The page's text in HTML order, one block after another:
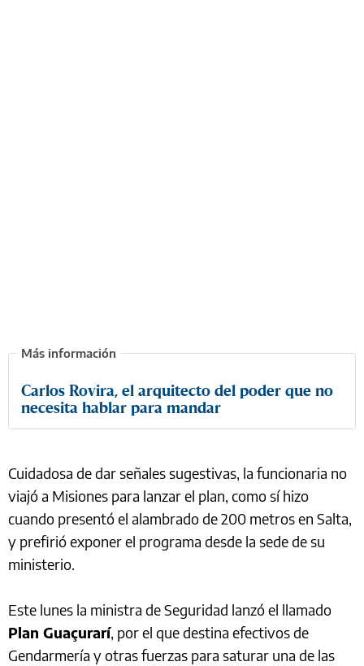
Carlos Rovira, el arquitecto del poder que no
necesita hablar para mandar
Cuidadosa de dar señales sugestivas, la funcionaria no
viajó a Misiones para lanzar el plan, como sí hizo
cuando presentó el alambrado de 200 metros en Salta,
y prefirió exponer el programa desde la sede de su
ministerio.
Este lunes la ministra de Seguridad lanzó el llamado
Plan Guaçurarí, por el que destina efectivos de
Gendarmería y otras fuerzas para saturar una de las